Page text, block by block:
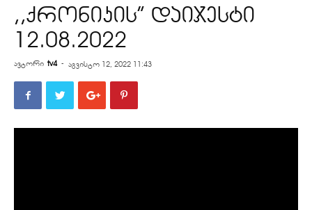
,,ქრონიკის” დაიჯესტი
12.08.2022
ავტორი tv4 - აგვისტო 12, 2022 11:43